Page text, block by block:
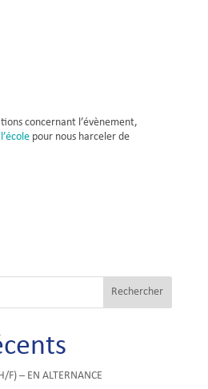
concernant l’évènement,
pour nous harceler de
F) – EN ALTERNANCE